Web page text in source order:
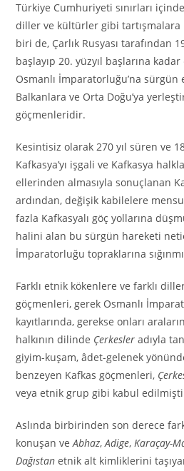
Türkiye Cumhuriyeti sınırları
diller ve kültürler gibi
biri de, Çarlık Rusyası tarafından
başlayıp 20. yüzyıl başlarına
Osmanlı İmparatorluğu’na sürgün
Balkanlara ve Orta Doğu’ya
göçmenleridir.
Kesintisiz olarak 270 yıl süren ve
Kafkasya’yı işgali ve Kafkasya
ellerinden almasıyla sonuçlanan
ardından, değişik kabilelere
fazla Kafkasyalı göç yollarına
halini alan bu sürgün hareketi
İmparatorluğu topraklarına
Farklı etnik kökenlere ve farklı
göçmenleri, gerek Osmanlı
kayıtlarında, gerekse onları
halkının dilinde Çerkesler adıyla
giyim-kuşam, âdet-gelenek
benzeyen Kafkas göçmenleri,
veya etnik grup gibi kabul
Aslında birbirinden son derece
konuşan veAbhaz,Adige,Karaçay-
Dağıstan etnik alt kimliklerini